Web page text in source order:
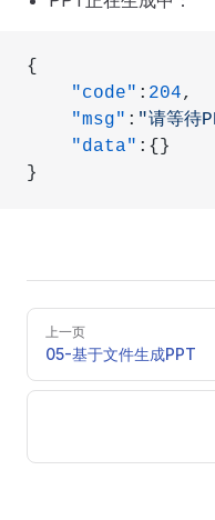
{
    "code"
: 204,
    "msg"
: "请等待
    "data"
:{}
}
Pager
上一页
05-基于文件生成PPT